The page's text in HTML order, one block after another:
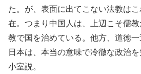
た。が、表面に出てこない法教は
在。つまり中国人は、上辺こそ儒
教で国を治めている。他方、道徳
日本は、本当の意味で冷徹な政治
小室説。